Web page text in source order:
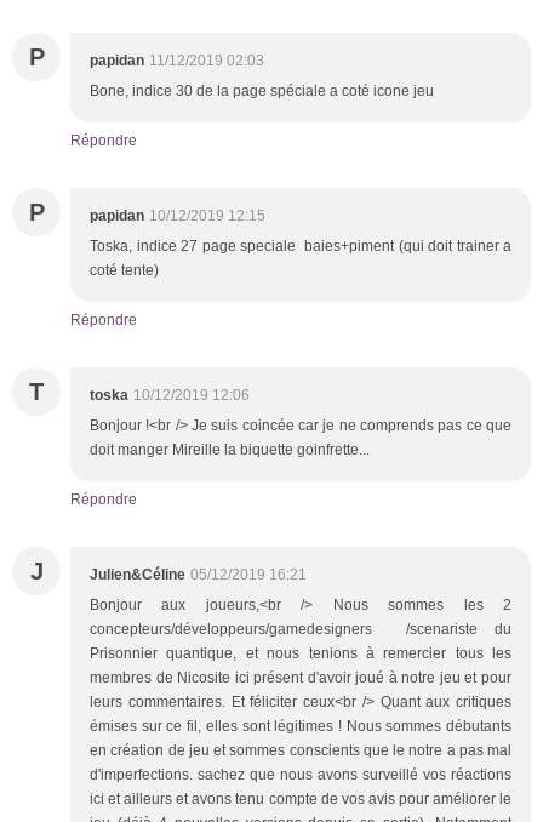
P papidan 11/12/2019 02:03
Bone, indice 30 de la page spéciale a coté icone jeu
Répondre
P papidan 10/12/2019 12:15
Toska, indice 27 page speciale baies+piment (qui doit trainer a
coté tente)
Répondre
T toska 10/12/2019 12:06
Bonjour !<br /> Je suis coincée car je ne comprends pas ce que
doit manger Mireille la biquette goinfrette...
Répondre
J Julien&Céline 05/12/2019 16:21
Bonjour aux joueurs,<br /> Nous sommes les 2
concepteurs/développeurs/gamedesigners /scenariste du
Prisonnier quantique, et nous tenions à remercier tous les
membres de Nicosite ici présent d'avoir joué à notre jeu et pour
leurs commentaires. Et féliciter ceux<br /> Quant aux critiques
émises sur ce fil, elles sont légitimes ! Nous sommes débutants
en création de jeu et sommes conscients que le notre a pas mal
d'imperfections. sachez que nous avons surveillé vos réactions
ici et ailleurs et avons tenu compte de vos avis pour améliorer le